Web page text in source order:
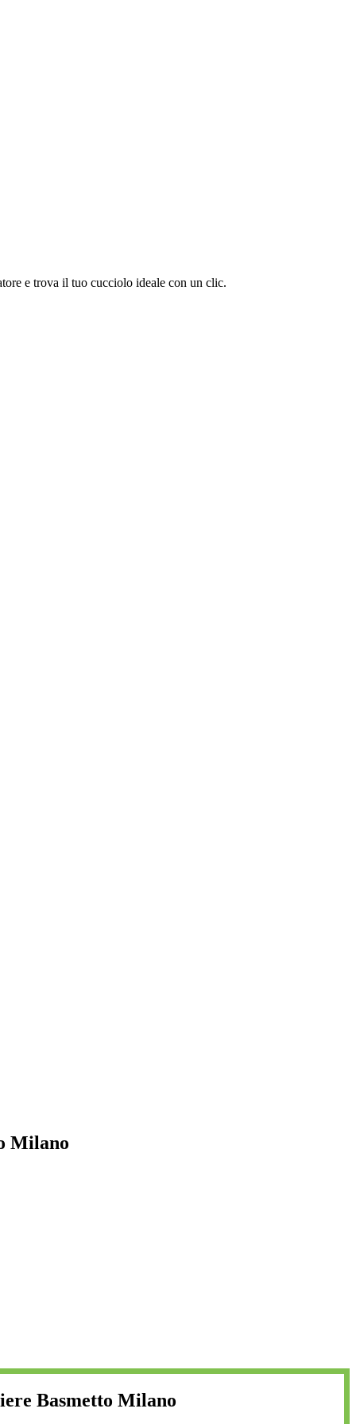
e trova il tuo cucciolo ideale con un clic.
Milano
Basmetto Milano